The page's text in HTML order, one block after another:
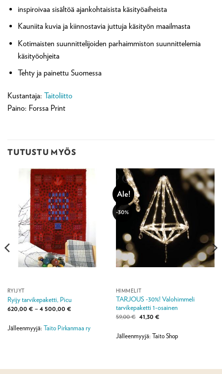
inspiroivaa sisältöä ajankohtaisista käsityöaiheista
Kauniita kuvia ja kiinnostavia juttuja käsityön maailmasta
Kotimaisten suunnittelijoiden parhaimmiston suunnittelemia
käsityöohjeita
Tehty ja painettu Suomessa
Kustantaja: Taitoliitto
Paino: Forssa Print
TUTUSTU MYÖS
RYIJYT
Ryijy tarvikepaketti, Picu
620,00 € – 4 500,00 €Hintaluokka:
4
500,00 €
Jälleenmyyjä: Taito Pirkanmaa ry
Ale!
-30%
HIMMELIT
TARJOUS -30%! Valohimmeli
tarvikepaketti 1-osainen
59,00€ Alkuperäinen
hinta
59,00 €.
41,30 €Nykyinen
41,30 €.
Jälleenmyyjä: Taito Shop